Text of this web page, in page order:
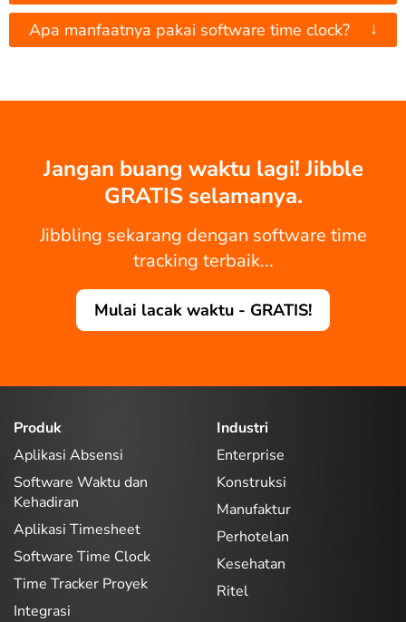
Apa manfaatnya pakai software time clock? ↓
Jangan buang waktu lagi! Jibble
GRATIS selamanya.
Jibbling sekarang dengan software time
tracking terbaik...
Mulai lacak waktu - GRATIS!
Produk
Aplikasi Absensi
Software Waktu dan
Kehadiran
Aplikasi Timesheet
Software Time Clock
Time Tracker Proyek
Integrasi
Industri
Enterprise
Konstruksi
Manufaktur
Perhotelan
Kesehatan
Ritel